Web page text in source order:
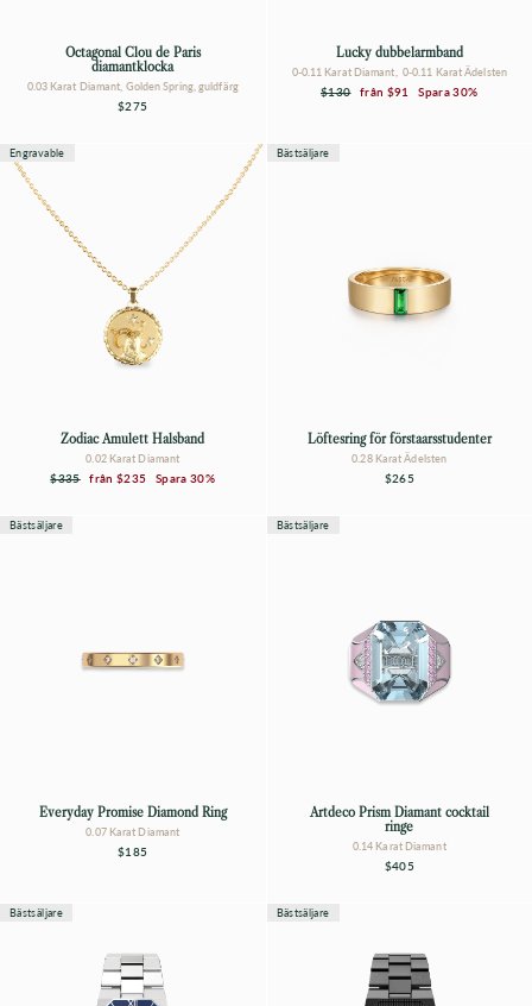
Octagonal Clou de Paris
diamantklocka
0.03 Karat Diamant, Golden Spring, guldfärg
$275
Lucky dubbelarmband
0-0.11 Karat Diamant, 0-0.11 Karat Ädelsten
Vanligt
$130 Försäljningspris
från $91 Spara 30%
Engravable
Zodiac Amulett Halsband
0.02 Karat Diamant
Vanligt
$335 Försäljningspris
från$235 Spara 30%
Bästsäljare
Löftesring för förstaårsstudenter
0.28 Karat Ädelsten
$265
Bästsäljare
Everyday Promise Diamond Ring
0.07 Karat Diamant
$185
Bästsäljare
Artdeco Prism Diamant cocktail
ringe
0.14 Karat Diamant
$405
Bästsäljare Bästsäljare